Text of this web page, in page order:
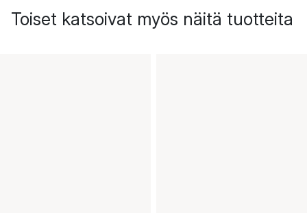
Toiset katsoivat myös näitä tuotteita